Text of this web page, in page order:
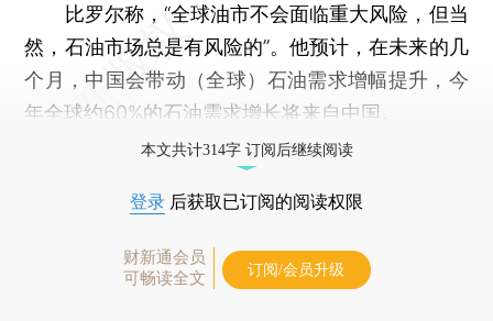
比罗尔称，“全球油市不会面临重大风险，但当
然，石油市场总是有风险的”。他预计，在未来的几
个月，中国会带动（全球）石油需求增幅提升，今
年全球约60%的石油需求增长将来自中国。
本文共计314字 订阅后继续阅读
登录 后获取已订阅的阅读权限
财新通会员
可畅读全文
订阅/会员升级